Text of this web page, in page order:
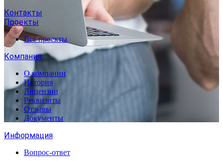
Контакты
Проекты
Все проекты
Компания
О компании
История
Лицензии
Реквизиты
Отзывы
Документы
Информация
Вопрос-ответ